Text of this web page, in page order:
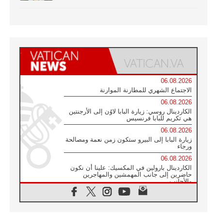
06.08.2026
الاجتماع الشهري للمطارنة الموارنة
06.08.2026
الكاردينال روسي: زيارة البابا لاوُن إلى الأرجنتين
هي تكريم للبابا فرنسيس
06.08.2026
زيارة البابا إلى البيرو ستكون زمن نعمة ومصالحة
ورجاء
06.08.2026
الكاردينال بارولين في المكسيك: علينا أن نكون
حاضرين إلى جانب المهمشين والمهاجرين
والأجانب
البابا لاوُن الرابع عشر للشباب في أسيزي: